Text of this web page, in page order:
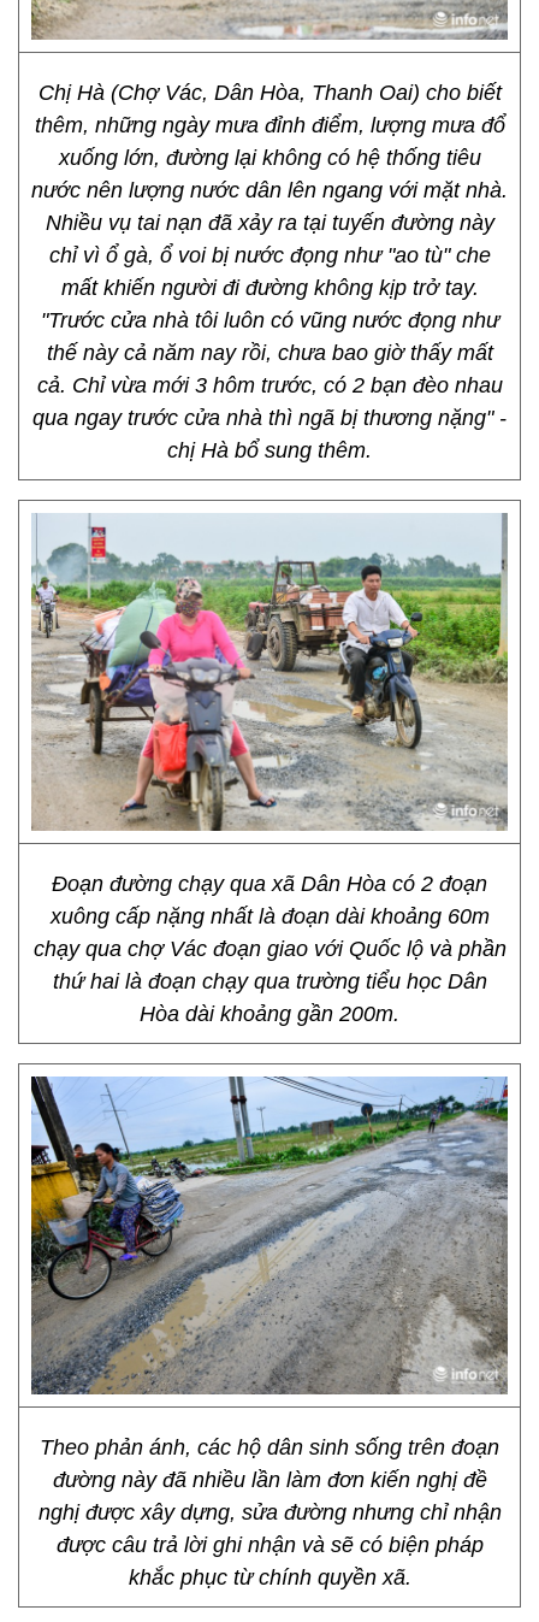
Chị Hà (Chợ Vác, Dân Hòa, Thanh Oai) cho biết
thêm, những ngày mưa đỉnh điểm, lượng mưa đổ
xuống lớn, đường lại không có hệ thống tiêu
nước nên lượng nước dân lên ngang với mặt nhà.
Nhiều vụ tai nạn đã xảy ra tại tuyến đường này
chỉ vì ổ gà, ổ voi bị nước đọng như "ao tù" che
mất khiến người đi đường không kịp trở tay.
"Trước cửa nhà tôi luôn có vũng nước đọng như
thế này cả năm nay rồi, chưa bao giờ thấy mất
cả. Chỉ vừa mới 3 hôm trước, có 2 bạn đèo nhau
qua ngay trước cửa nhà thì ngã bị thương nặng" -
chị Hà bổ sung thêm.
Đoạn đường chạy qua xã Dân Hòa có 2 đoạn
xuông cấp nặng nhất là đoạn dài khoảng 60m
chạy qua chợ Vác đoạn giao với Quốc lộ và phần
thứ hai là đoạn chạy qua trường tiểu học Dân
Hòa dài khoảng gần 200m.
Theo phản ánh, các hộ dân sinh sống trên đoạn
đường này đã nhiều lần làm đơn kiến nghị đề
nghị được xây dựng, sửa đường nhưng chỉ nhận
được câu trả lời ghi nhận và sẽ có biện pháp
khắc phục từ chính quyền xã.